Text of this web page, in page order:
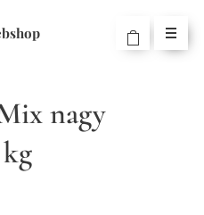
nagy